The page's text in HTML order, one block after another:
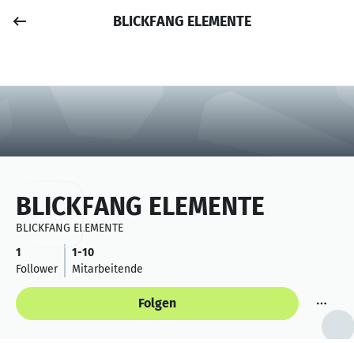
Anmelden
BLICKFANG ELEMENTE
BLICKFANG ELEMENTE
BLICKFANG ELEMENTE
1
Follower
1-10
Mitarbeitende
Folgen